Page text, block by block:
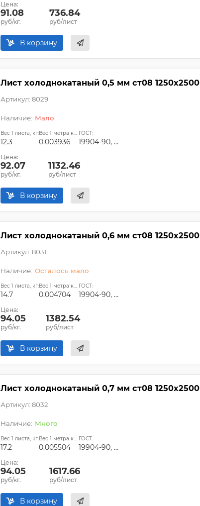
Цена:
91.08
руб/кг.
736.84
руб/лист
В корзину
Лист холоднокатаный 0,5 мм ст08 1250х2500
Артикул: 8029
Мало
Вес 1 листа, кг:
12.3
Вес 1 метра квадратного, т:
0.003936
ГОСТ:
19904-90, ГОСТ 9045-93, ГОСТ 11268-76, ГОСТ 16523-97, ТУ 14-1-4118-2004
Цена:
92.07
руб/кг.
1132.46
руб/лист
В корзину
Лист холоднокатаный 0,6 мм ст08 1250х2500
Артикул: 8031
Осталось мало
Вес 1 листа, кг:
14.7
Вес 1 метра квадратного, т:
0.004704
ГОСТ:
19904-90, ГОСТ 9045-93, ГОСТ 11268-76, ГОСТ 16523-97, ТУ 14-1-4118-2004
Цена:
94.05
руб/кг.
1382.54
руб/лист
В корзину
Лист холоднокатаный 0,7 мм ст08 1250х2500
Артикул: 8032
Много
Вес 1 листа, кг:
17.2
Вес 1 метра квадратного, т:
0.005504
ГОСТ:
19904-90, ГОСТ 9045-93, ГОСТ 11268-76, ГОСТ 16523-97, ТУ 14-1-4118-2004
Цена:
94.05
руб/кг.
1617.66
руб/лист
В корзину